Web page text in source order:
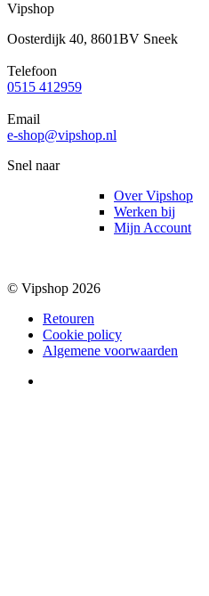
Vipshop
Oosterdijk 40, 8601BV Sneek
Telefoon
0515 412959
Email
e-shop@vipshop.nl
Snel naar
Over Vipshop
Werken bij
Mijn Account
© Vipshop 2026
Retouren
Cookie policy
Algemene voorwaarden